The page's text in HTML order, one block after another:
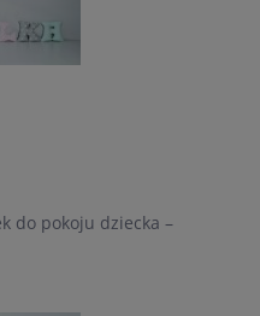
do pokoju dziecka –